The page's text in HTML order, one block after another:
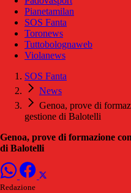
Pianetamilan
SOS Fanta
Toronews
Tuttobolognaweb
Violanews
SOS Fanta
News
Genoa, prove di
gestione di Balotelli
Genoa, prove di formazione
di Balotelli
Redazione